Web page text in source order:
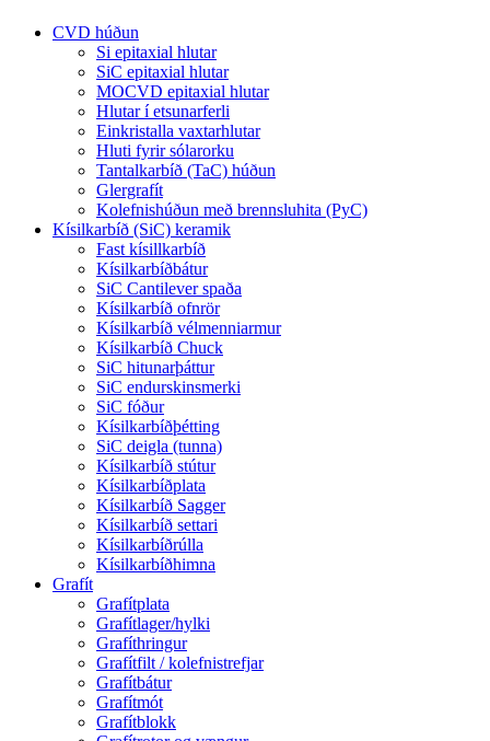
CVD húðun
Si epitaxial hlutar
SiC epitaxial hlutar
MOCVD epitaxial hlutar
Hlutar í etsunarferli
Einkristalla vaxtarhlutar
Hluti fyrir sólarorku
Tantalkarbíð (TaC) húðun
Glergrafít
Kolefnishúðun með brennsluhita (PyC)
Kísilkarbíð (SiC) keramik
Fast kísillkarbíð
Kísilkarbíðbátur
SiC Cantilever spaða
Kísilkarbíð ofnrör
Kísilkarbíð vélmenniarmur
Kísilkarbíð Chuck
SiC hitunarþáttur
SiC endurskinsmerki
SiC fóður
Kísilkarbíðþétting
SiC deigla (tunna)
Kísilkarbíð stútur
Kísilkarbíðplata
Kísilkarbíð Sagger
Kísilkarbíð settari
Kísilkarbíðrúlla
Kísilkarbíðhimna
Grafít
Grafítplata
Grafítlager/hylki
Grafíthringur
Grafítfilt / kolefnistrefjar
Grafítbátur
Grafítmót
Grafítblokk